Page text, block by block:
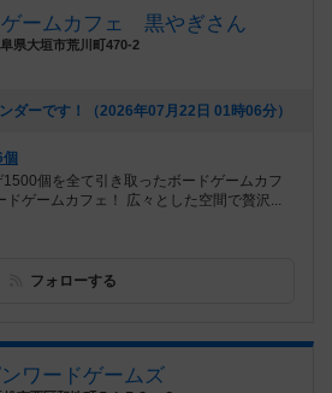
ゲームカフェ 黒やぎさん
県大垣市荒川町470-2
ダーです！（2026年07月22日 01時06分）
個を全て引き取ったボードゲームカフ
ドゲームカフェ！ 広々とした空間で贅沢...
フォローする
ワードゲームズ